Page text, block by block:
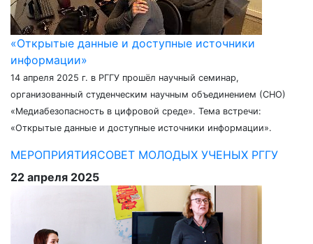
«Открытые данные и доступные источники
информации»
14 апреля 2025 г. в РГГУ прошёл научный семинар,
организованный студенческим научным объединением (СНО)
«Медиабезопасность в цифровой среде». Тема встречи:
«Открытые данные и доступные источники информации».
МЕРОПРИЯТИЯСОВЕТ МОЛОДЫХ УЧЕНЫХ РГГУ
22 апреля 2025